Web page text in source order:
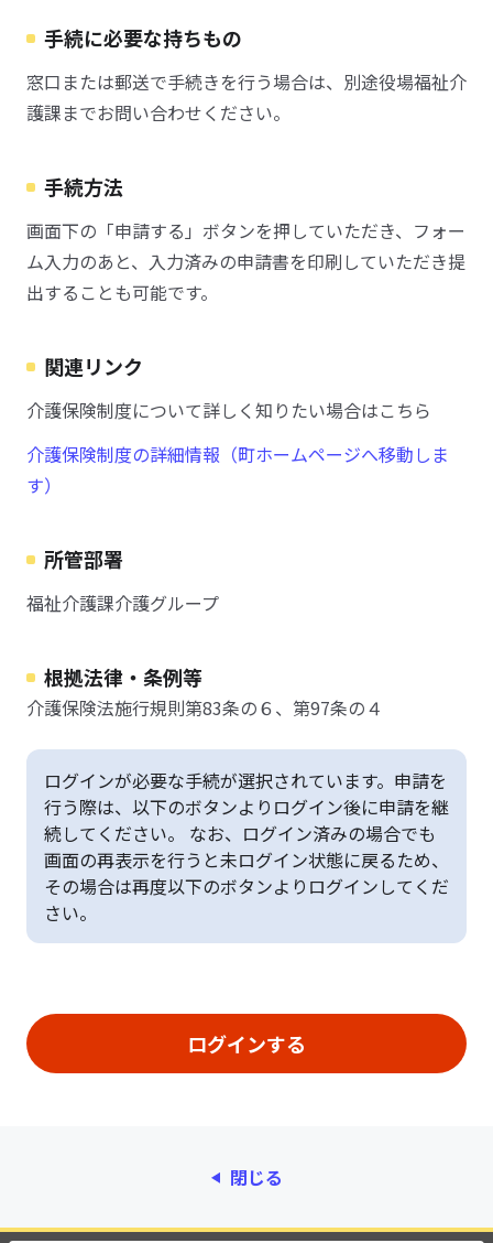
手続に必要な持ちもの
窓口または郵送で手続きを行う場合は、別途役場福祉介
護課までお問い合わせください。
手続方法
画面下の「申請する」ボタンを押していただき、フォー
ム入力のあと、入力済みの申請書を印刷していただき提
出することも可能です。
関連リンク
介護保険制度について詳しく知りたい場合はこちら
介護保険制度の詳細情報（町ホームページへ移動しま
す）
所管部署
福祉介護課介護グループ
根拠法律・条例等
介護保険法施行規則第83条の６、第97条の４
ログインが必要な手続が選択されています。申請を
行う際は、以下のボタンよりログイン後に申請を継
続してください。 なお、ログイン済みの場合でも
画面の再表示を行うと未ログイン状態に戻るため、
その場合は再度以下のボタンよりログインしてくだ
さい。
閉じる